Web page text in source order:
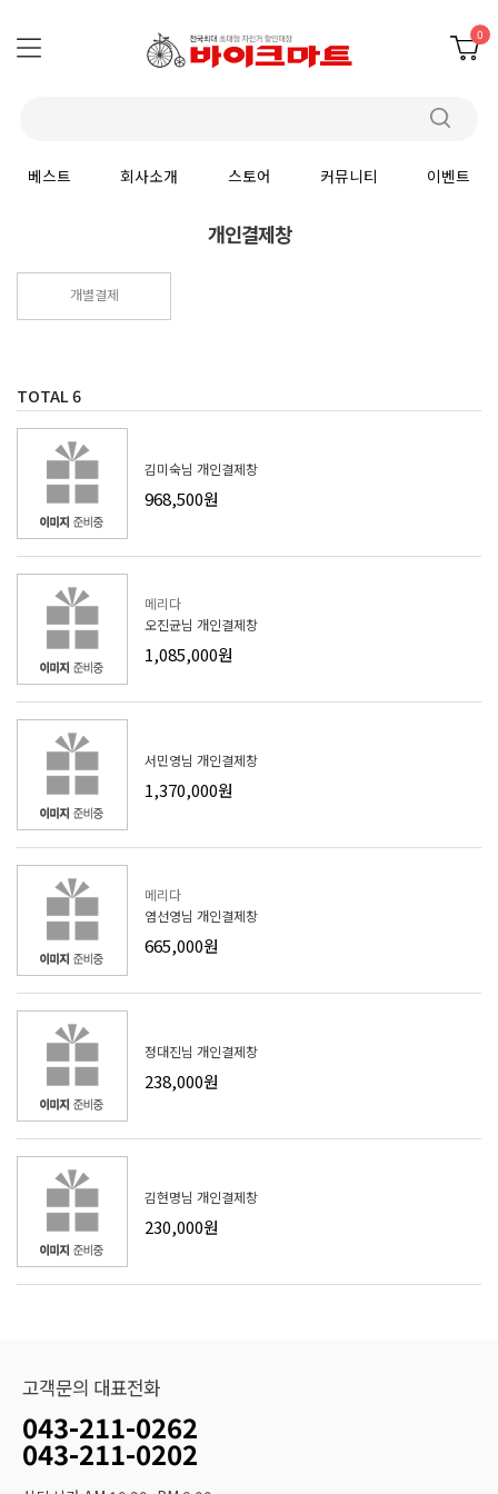
0
베스트 회사소개 스토어 커뮤니티 이벤트
개인결제창
개별결제
TOTAL6
김미숙님 개인결제창
968,500원
메리다
오진균님 개인결제창
1,085,000원
서민영님 개인결제창
1,370,000원
메리다
염선영님 개인결제창
665,000원
정대진님 개인결제창
238,000원
김현명님 개인결제창
230,000원
고객문의 대표전화
043-211-0262
043-211-0202